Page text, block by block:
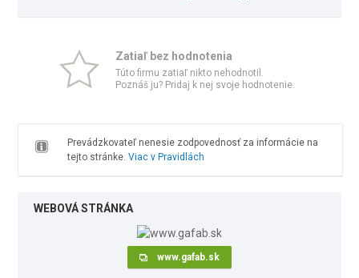
Zatiaľ bez hodnotenia
Túto firmu zatiaľ nikto nehodnotil.
Poznáš ju? Pridaj k nej svoje hodnotenie.
Prevádzkovateľ nenesie zodpovednosť za informácie na
tejto stránke. Viac v Pravidlách
WEBOVÁ STRÁNKA
www.gafab.sk